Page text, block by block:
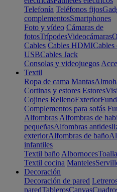
Telefonía Teléfonos fijos
complementosSmartphones
Foto y vídeo Cámaras de
fotosTrípodesVideocámaras
Cables Cables HDMICables
USBCables Jack
Consolas y videojuegos
Textil
Ropa de cama Mantas
Cortinas y estores Estores
Cojines RellenoExterior
Complementos para sofás
Alfombras Alfombras de
pequeñasAlfombras
exteriorAlfombras de baño
infantiles
Textil baño Albornoces
Textil cocina Manteles
Decoración
Decoración de pared
paredTablerosCanvas